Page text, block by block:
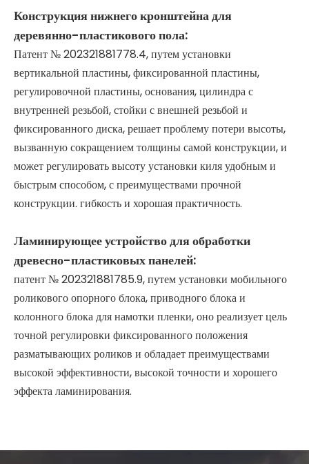
Конструкция нижнего кронштейна для
деревянно-пластикового пола:
Патент № 202321881778.4, путем установки
вертикальной пластины, фиксированной пластины,
регулировочной пластины, основания, цилиндра с
внутренней резьбой, стойки с внешней резьбой и
фиксированного диска, решает проблему потери высоты,
вызванную сокращением толщины самой конструкции, и
может регулировать высоту установки киля удобным и
быстрым способом, с преимуществами прочной
конструкции. гибкость и хорошая практичность.
Ламинирующее устройство для обработки
древесно-пластиковых панелей:
патент № 202321881785.9, путем установки мобильного
роликового опорного блока, приводного блока и
колонного блока для намотки пленки, оно реализует цель
точной регулировки фиксированного положения
разматывающих роликов и обладает преимуществами
высокой эффективности, высокой точности и хорошего
эффекта ламинирования.